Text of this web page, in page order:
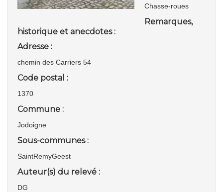
Chasse-roues
Remarques,
historique et anecdotes :
Adresse :
chemin des Carriers 54
Code postal :
1370
Commune :
Jodoigne
Sous-communes :
SaintRemyGeest
Auteur(s) du relevé :
DG